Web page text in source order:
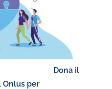
Dona il
Onlus per